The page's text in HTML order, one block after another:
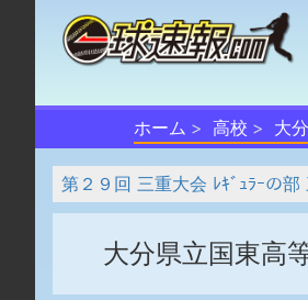
ホーム 高校 大
第２９回 三重大会 ﾚｷﾞｭﾗｰの部
大分県立国東高